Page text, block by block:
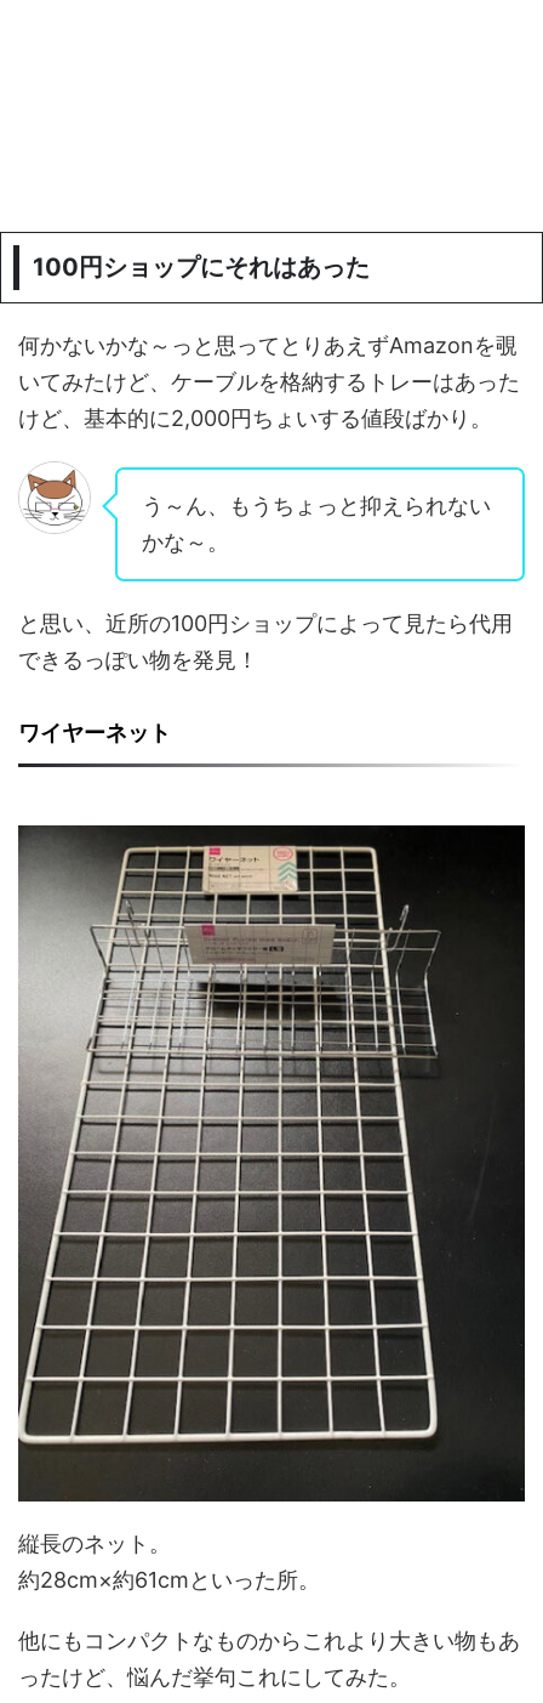
100円ショップにそれはあった
何かないかな～っと思ってとりあえずAmazonを覗
いてみたけど、ケーブルを格納するトレーはあった
けど、基本的に2,000円ちょいする値段ばかり。
う～ん、もうちょっと抑えられない
かな～。
と思い、近所の100円ショップによって見たら代用
できるっぽい物を発見！
ワイヤーネット
縦長のネット。
約28cm×約61cmといった所。
他にもコンパクトなものからこれより大きい物もあ
ったけど、悩んだ挙句これにしてみた。